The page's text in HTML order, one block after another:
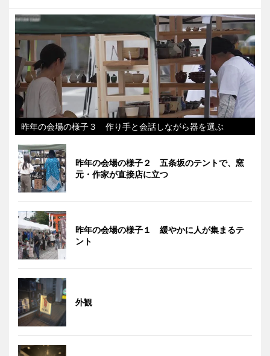
昨年の会場の様子３ 作り手と会話しながら器を選ぶ
昨年の会場の様子２ 五条坂のテントで、窯
元・作家が直接店に立つ
昨年の会場の様子１ 緩やかに人が集まるテ
ント
外観